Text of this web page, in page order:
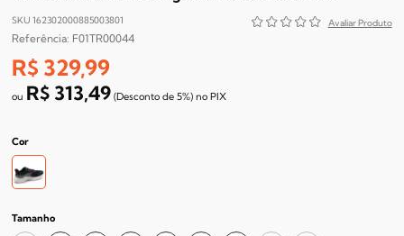
SKU 162302000885003801
F01TR00044
R$ 329,99
R$ 313,49 (Desconto de 5%) no PIX
Cor
Tamanho